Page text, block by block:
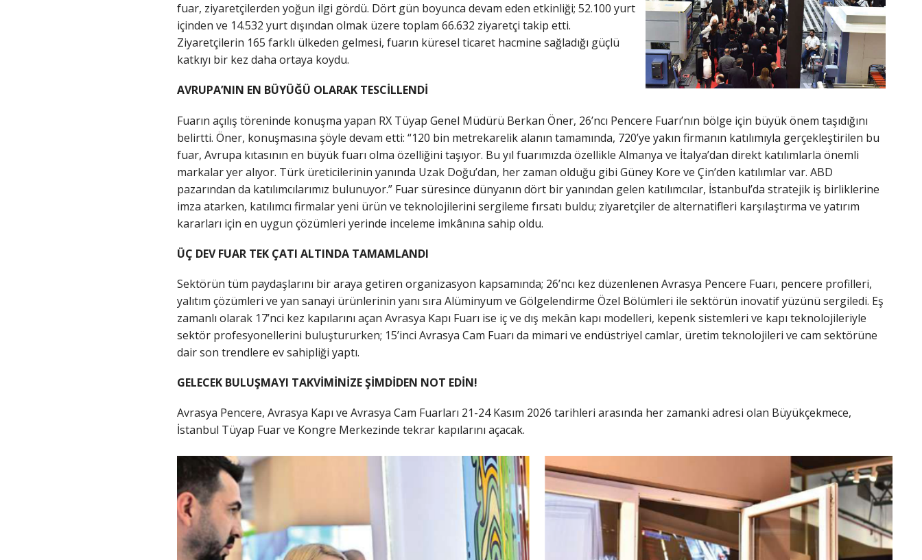
fuar, ziyaretçilerden yoğun ilgi gördü. Dört gün boyunca devam eden etkinliği; 52.100 yurt
içinden ve 14.532 yurt dışından olmak üzere toplam 66.632 ziyaretçi takip etti.
Ziyaretçilerin 165 farklı ülkeden gelmesi, fuarın küresel ticaret hacmine sağladığı güçlü
katkıyı bir kez daha ortaya koydu.
AVRUPA’NIN EN BÜYÜĞÜ OLARAK TESCİLLENDİ
Fuarın açılış töreninde konuşma yapan RX Tüyap Genel Müdürü Berkan Öner, 26’ncı Pencere Fuarı’nın bölge için büyük önem taşıdığını
belirtti. Öner, konuşmasına şöyle devam etti: “120 bin metrekarelik alanın tamamında, 720’ye yakın firmanın katılımıyla gerçekleştirilen bu
fuar, Avrupa kıtasının en büyük fuarı olma özelliğini taşıyor. Bu yıl fuarımızda özellikle Almanya ve İtalya’dan direkt katılımlarla önemli
markalar yer alıyor. Türk üreticilerinin yanında Uzak Doğu’dan, her zaman olduğu gibi Güney Kore ve Çin’den katılımlar var. ABD
pazarından da katılımcılarımız bulunuyor.” Fuar süresince dünyanın dört bir yanından gelen katılımcılar, İstanbul’da stratejik iş birliklerine
imza atarken, katılımcı firmalar yeni ürün ve teknolojilerini sergileme fırsatı buldu; ziyaretçiler de alternatifleri karşılaştırma ve yatırım
kararları için en uygun çözümleri yerinde inceleme imkânına sahip oldu.
ÜÇ DEV FUAR TEK ÇATI ALTINDA TAMAMLANDI
Sektörün tüm paydaşlarını bir araya getiren organizasyon kapsamında; 26’ncı kez düzenlenen Avrasya Pencere Fuarı, pencere profilleri,
yalıtım çözümleri ve yan sanayi ürünlerinin yanı sıra Alüminyum ve Gölgelendirme Özel Bölümleri ile sektörün inovatif yüzünü sergiledi. Eş
zamanlı olarak 17’nci kez kapılarını açan Avrasya Kapı Fuarı ise iç ve dış mekân kapı modelleri, kepenk sistemleri ve kapı teknolojileriyle
sektör profesyonellerini buluştururken; 15’inci Avrasya Cam Fuarı da mimari ve endüstriyel camlar, üretim teknolojileri ve cam sektörüne
dair son trendlere ev sahipliği yaptı.
GELECEK BULUŞMAYI TAKVİMİNİZE ŞİMDİDEN NOT EDİN!
Avrasya Pencere, Avrasya Kapı ve Avrasya Cam Fuarları 21-24 Kasım 2026 tarihleri arasında her zamanki adresi olan Büyükçekmece,
İstanbul Tüyap Fuar ve Kongre Merkezinde tekrar kapılarını açacak.